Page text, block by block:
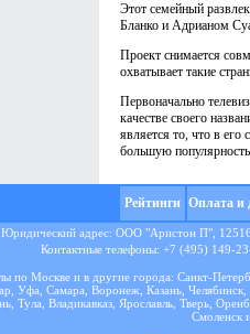
Этот семейный
Бланко и Адрианом
Проект снимается
охватывает такие
Первоначально
качестве своего
является то, что в
большую
Рейтинги Оплата и
Юридический адрес: ООО "Аристон П",
Контактные телефоны: +7 (495) 149-
по Москве и в другие города: Санкт-
Уфа, Самара, Воронеж, Казань,
Тула, Владикавказ, Ярославль, Тверь,
Смоленск